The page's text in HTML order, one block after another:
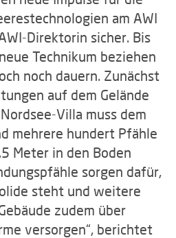
am AWI
Direktorin sicher. Bis
Technikum beziehen
noch dauern. Zunächst
auf dem Gelände
Villa muss dem
mehrere hundert Pfähle
Meter in den Boden
sorgen dafür,
steht und weitere
zudem über
versorgen“, berichtet